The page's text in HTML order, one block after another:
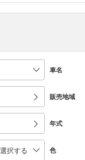
車名
販売地域
年式
色